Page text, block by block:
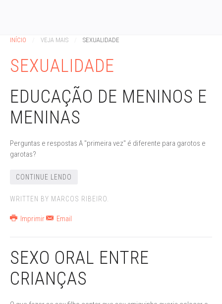
INÍCIO VEJA MAIS SEXUALIDADE
SEXUALIDADE
EDUCAÇÃO DE MENINOS E
MENINAS
Perguntas e respostas A "primeira vez" é diferente para garotos e
garotas?
CONTINUE LENDO
WRITTEN BY MARCOS RIBEIRO.
Imprimir Email
SEXO ORAL ENTRE
CRIANÇAS